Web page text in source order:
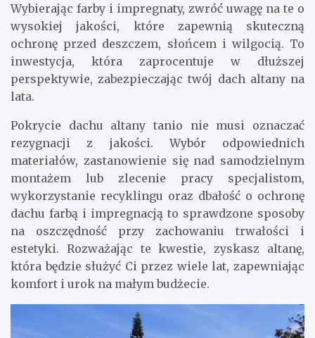
Wybierając farby i impregnaty, zwróć uwagę na te o
wysokiej jakości, które zapewnią skuteczną
ochronę przed deszczem, słońcem i wilgocią. To
inwestycja, która zaprocentuje w dłuższej
perspektywie, zabezpieczając twój dach altany na
lata.
Pokrycie dachu altany tanio nie musi oznaczać
rezygnacji z jakości. Wybór odpowiednich
materiałów, zastanowienie się nad samodzielnym
montażem lub zlecenie pracy specjalistom,
wykorzystanie recyklingu oraz dbałość o ochronę
dachu farbą i impregnacją to sprawdzone sposoby
na oszczędność przy zachowaniu trwałości i
estetyki. Rozważając te kwestie, zyskasz altanę,
która będzie służyć Ci przez wiele lat, zapewniając
komfort i urok na małym budżecie.